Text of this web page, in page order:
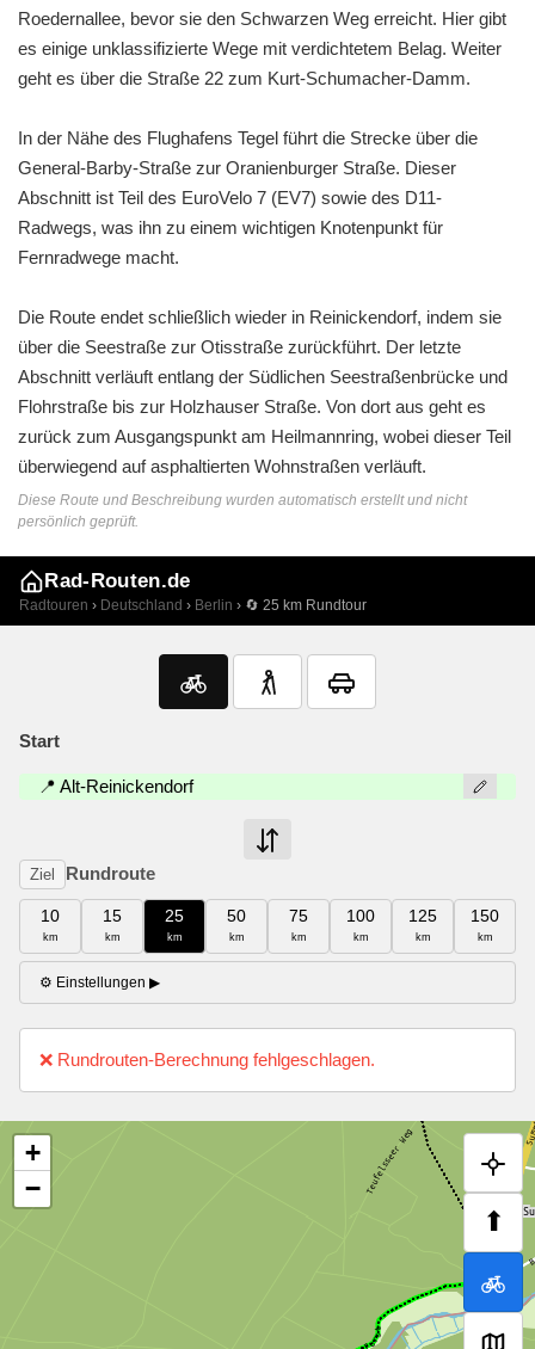
Roedernallee, bevor sie den Schwarzen Weg erreicht. Hier gibt
es einige unklassifizierte Wege mit verdichtetem Belag. Weiter
geht es über die Straße 22 zum Kurt-Schumacher-Damm.
In der Nähe des Flughafens Tegel führt die Strecke über die
General-Barby-Straße zur Oranienburger Straße. Dieser
Abschnitt ist Teil des EuroVelo 7 (EV7) sowie des D11-
Radwegs, was ihn zu einem wichtigen Knotenpunkt für
Fernradwege macht.
Die Route endet schließlich wieder in Reinickendorf, indem sie
über die Seestraße zur Otisstraße zurückführt. Der letzte
Abschnitt verläuft entlang der Südlichen Seestraßenbrücke und
Flohrstraße bis zur Holzhauser Straße. Von dort aus geht es
zurück zum Ausgangspunkt am Heilmannring, wobei dieser Teil
überwiegend auf asphaltierten Wohnstraßen verläuft.
Diese Route und Beschreibung wurden automatisch erstellt und nicht
persönlich geprüft.
Rad-Routen.de
Radtouren › Deutschland › Berlin › 🔄 25 km Rundtour
Start
📍 Alt-Reinickendorf
Ziel Rundroute
10
km
15
km
25
km
50
km
75
km
100
km
125
km
150
km
⚙ Einstellungen ▶
❌ Rundrouten-Berechnung fehlgeschlagen.
⬆
+
−